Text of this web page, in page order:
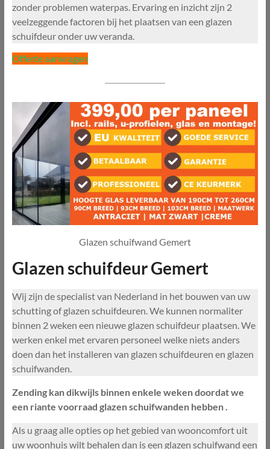
zonder problemen waterpas. Ervaring en inzicht zijn 2
veelzeggende factoren bij het plaatsen van een glazen
schuifdeur onder uw veranda.
Offerte aanvragen
Glazen schuifwand Gemert
Glazen schuifdeur Gemert
Wij zijn de specialist van Nederland in het bouwen van uw
schutting of glazen schuifdeuren. We kunnen normaliter
binnen 2 weken een nieuwe glazen schuifdeur plaatsen. We
werken enkel met ervaren personeel welke niets anders
doen dan het installeren van glazen schuifdeuren en glazen
schuifwanden.
Zending kan dikwijls binnen enkele weken doordat we
een riante voorraad glazen schuifwanden hebben .
Als u graag alle opties op het gebied van wooncomfort uit
uw woonhuis wilt behalen dan is een glazen schuifwand een